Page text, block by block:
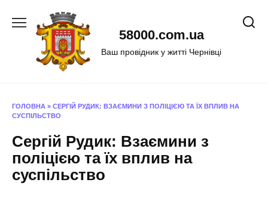
58000.com.ua
Ваш провідник у житті Чернівці
ГОЛОВНА » СЕРГІЙ РУДИК: ВЗАЄМИНИ З ПОЛІЦІЄЮ ТА ЇХ ВПЛИВ НА
СУСПІЛЬСТВО
Сергій Рудик: Взаємини з
поліцією та їх вплив на
суспільство